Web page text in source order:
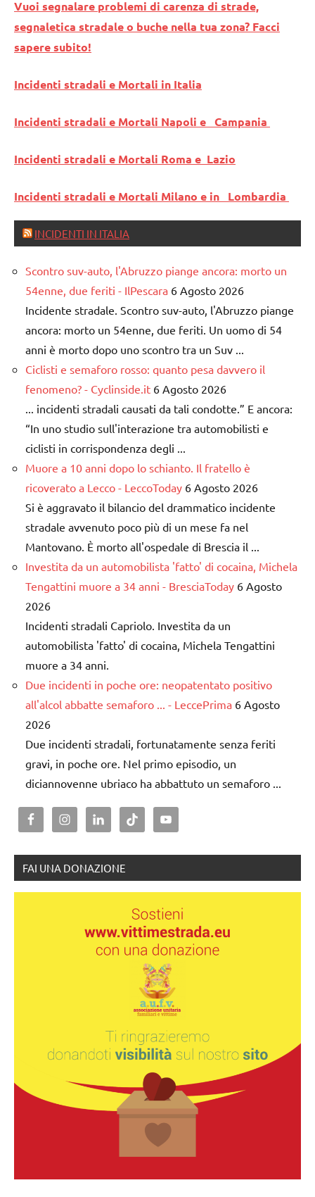
Vuoi segnalare problemi di carenza di strade,
segnaletica stradale o buche nella tua zona? Facci
sapere subito!
Incidenti stradali e Mortali in Italia
Incidenti stradali e Mortali Napoli e Campania
Incidenti stradali e Mortali Roma e Lazio
Incidenti stradali e Mortali Milano e in Lombardia
INCIDENTI IN ITALIA
Scontro suv-auto, l'Abruzzo piange ancora: morto un
54enne, due feriti - IlPescara 6 Agosto 2026
Incidente stradale. Scontro suv-auto, l'Abruzzo piange
ancora: morto un 54enne, due feriti. Un uomo di 54
anni è morto dopo uno scontro tra un Suv ...
Ciclisti e semaforo rosso: quanto pesa davvero il
fenomeno? - Cyclinside.it 6 Agosto 2026
... incidenti stradali causati da tali condotte.” E ancora:
“In uno studio sull'interazione tra automobilisti e
ciclisti in corrispondenza degli ...
Muore a 10 anni dopo lo schianto. Il fratello è
ricoverato a Lecco - LeccoToday 6 Agosto 2026
Si è aggravato il bilancio del drammatico incidente
stradale avvenuto poco più di un mese fa nel
Mantovano. È morto all'ospedale di Brescia il ...
Investita da un automobilista 'fatto' di cocaina, Michela
Tengattini muore a 34 anni - BresciaToday 6 Agosto
2026
Incidenti stradali Capriolo. Investita da un
automobilista 'fatto' di cocaina, Michela Tengattini
muore a 34 anni.
Due incidenti in poche ore: neopatentato positivo
all'alcol abbatte semaforo ... - LeccePrima 6 Agosto
2026
Due incidenti stradali, fortunatamente senza feriti
gravi, in poche ore. Nel primo episodio, un
diciannovenne ubriaco ha abbattuto un semaforo ...
FAI UNA DONAZIONE